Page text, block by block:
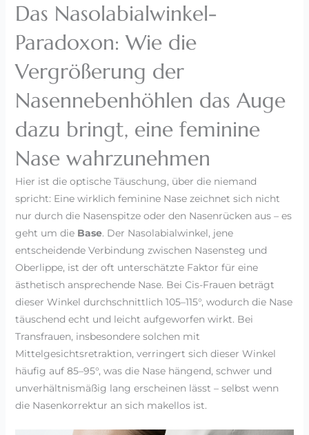
Das Nasolabialwinkel-
Paradoxon: Wie die
Vergrößerung der
Nasennebenhöhlen das Auge
dazu bringt, eine feminine
Nase wahrzunehmen
Hier ist die optische Täuschung, über die niemand
spricht: Eine wirklich feminine Nase zeichnet sich nicht
nur durch die Nasenspitze oder den Nasenrücken aus – es
geht um die Base. Der Nasolabialwinkel, jene
entscheidende Verbindung zwischen Nasensteg und
Oberlippe, ist der oft unterschätzte Faktor für eine
ästhetisch ansprechende Nase. Bei Cis-Frauen beträgt
dieser Winkel durchschnittlich 105–115°, wodurch die Nase
täuschend echt und leicht aufgeworfen wirkt. Bei
Transfrauen, insbesondere solchen mit
Mittelgesichtsretraktion, verringert sich dieser Winkel
häufig auf 85–95°, was die Nase hängend, schwer und
unverhältnismäßig lang erscheinen lässt – selbst wenn
die Nasenkorrektur an sich makellos ist.